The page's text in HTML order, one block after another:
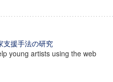
支援手法の研究
young artists using the web